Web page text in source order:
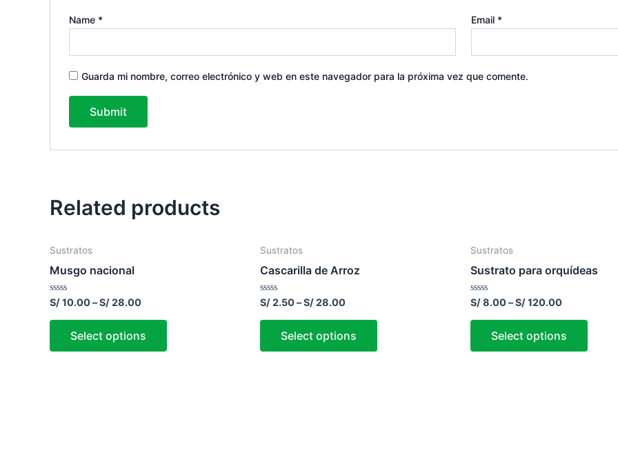
Name * Email *
Guarda mi nombre, correo electrónico y web en este navegador para la próxima vez que comente.
Related products
Sustratos
Musgo nacional
Rated
0
out
S/10.00–S/28.00
Select options
Sustratos
Cascarilla de Arroz
Rated
0
out
S/2.50–S/28.00
Select options
Sustratos
Sustrato para orquídeas
Rated
0
out
S/8.00–S/120.00
Select options